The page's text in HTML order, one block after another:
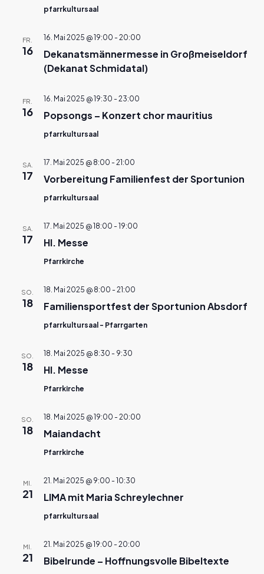
pfarrkultursaal
FR.
16
Dekanatsmännermesse in Großmeiseldorf
(Dekanat Schmidatal)
16. Mai 2025 @ 19:00 - 20:00
FR.
16 Popsongs – Konzert chor mauritius
16. Mai 2025 @ 19:30 - 23:00
pfarrkultursaal
SA.
17 Vorbereitung Familienfest der Sportunion
17. Mai 2025 @ 8:00 - 21:00
pfarrkultursaal
SA.
17 Hl. Messe
17. Mai 2025 @ 18:00 - 19:00
Pfarrkirche
SO.
18 Familiensportfest der Sportunion Absdorf
18. Mai 2025 @ 8:00 - 21:00
pfarrkultursaal - Pfarrgarten
SO.
18 Hl. Messe
18. Mai 2025 @ 8:30 - 9:30
Pfarrkirche
SO.
18 Maiandacht
18. Mai 2025 @ 19:00 - 20:00
Pfarrkirche
MI.
21 LIMA mit Maria Schreylechner
21. Mai 2025 @ 9:00 - 10:30
pfarrkultursaal
MI.
21 Bibelrunde – Hoffnungsvolle Bibeltexte
21. Mai 2025 @ 19:00 - 20:00